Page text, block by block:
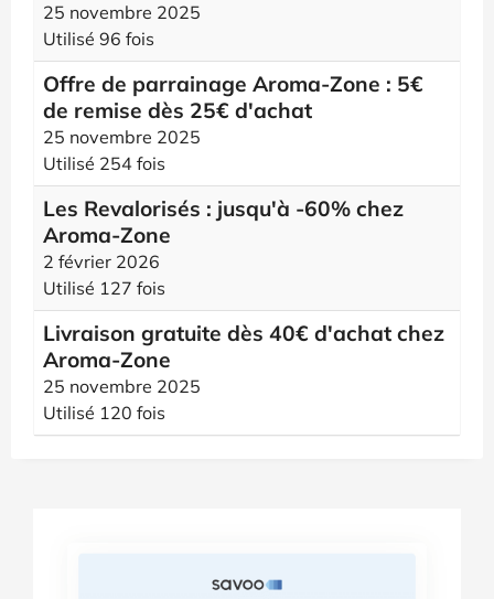
25 novembre 2025
Utilisé 96 fois
Offre de parrainage Aroma-Zone : 5€
de remise dès 25€ d'achat
25 novembre 2025
Utilisé 254 fois
Les Revalorisés : jusqu'à -60% chez
Aroma-Zone
2 février 2026
Utilisé 127 fois
Livraison gratuite dès 40€ d'achat chez
Aroma-Zone
25 novembre 2025
Utilisé 120 fois